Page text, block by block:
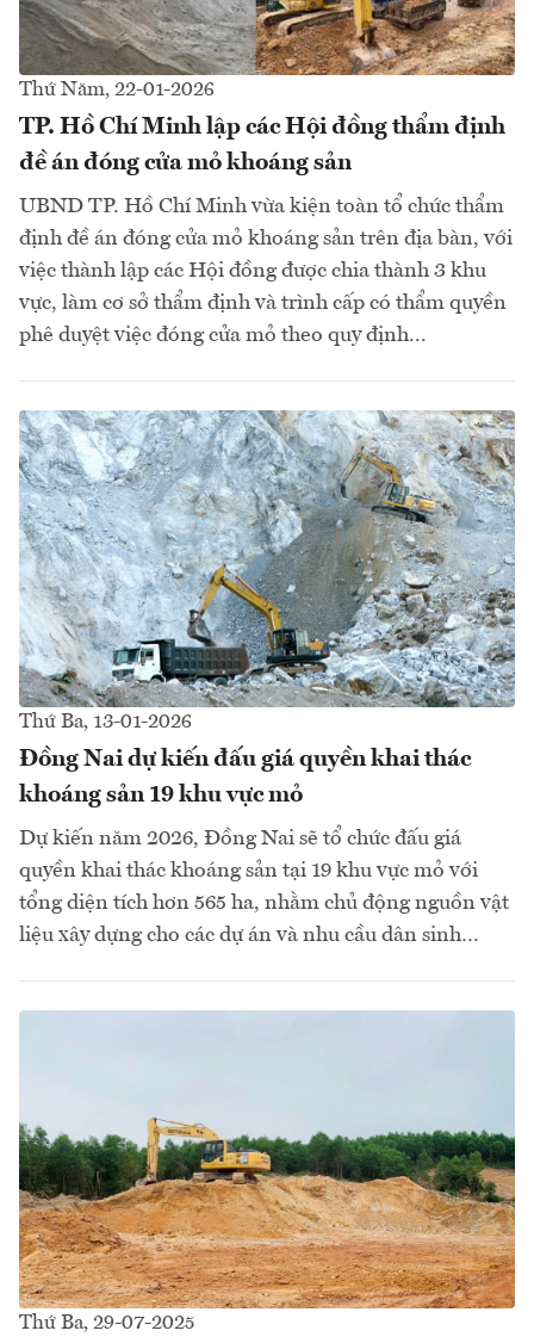
Thứ Năm, 22-01-2026
TP. Hồ Chí Minh lập các Hội đồng thẩm định
đề án đóng cửa mỏ khoáng sản
UBND TP. Hồ Chí Minh vừa kiện toàn tổ chức thẩm
định đề án đóng cửa mỏ khoáng sản trên địa bàn, với
việc thành lập các Hội đồng được chia thành 3 khu
vực, làm cơ sở thẩm định và trình cấp có thẩm quyền
phê duyệt việc đóng cửa mỏ theo quy định...
Thứ Ba, 13-01-2026
Đồng Nai dự kiến đấu giá quyền khai thác
khoáng sản 19 khu vực mỏ
Dự kiến năm 2026, Đồng Nai sẽ tổ chức đấu giá
quyền khai thác khoáng sản tại 19 khu vực mỏ với
tổng diện tích hơn 565 ha, nhằm chủ động nguồn vật
liệu xây dựng cho các dự án và nhu cầu dân sinh…
Thứ Ba, 29-07-2025